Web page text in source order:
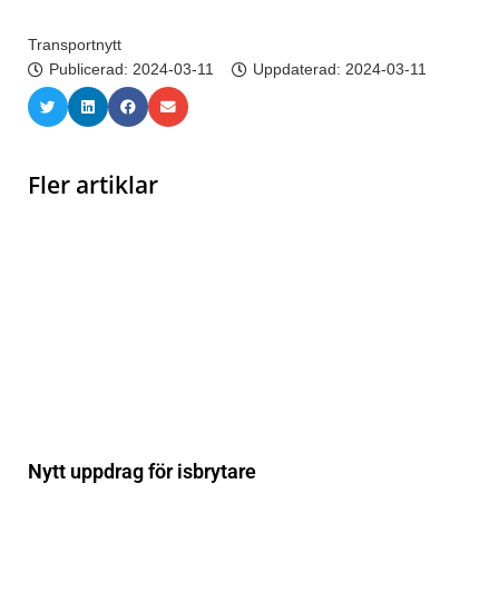
Transportnytt
Publicerad: 2024-03-11 Uppdaterad: 2024-03-11
Fler artiklar
Nytt uppdrag för isbrytare